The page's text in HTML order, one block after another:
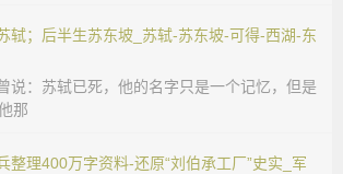
轼；后半生苏东坡_苏轼-苏东坡-可得-西湖-东
说：苏轼已死，他的名字只是一个记忆，但是
那
整理400万字资料-还原“刘伯承工厂”史实_军